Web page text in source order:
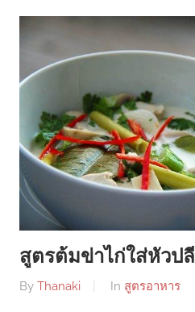
สูตรต้มข่าไก่ใส่หัวปลี
By Thanaki In สูตรอาหาร